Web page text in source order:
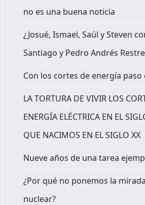
no es una buena noticia
¿Josué, Ismael, Saúl y Steven
Santiago y Pedro Andrés
Con los cortes de energía
LA TORTURA DE VIVIR LOS
ENERGÍA ELÉCTRICA EN EL
QUE NACIMOS EN EL SIGLO XX
Nueve años de una tarea
¿Por qué no ponemos la
nuclear?